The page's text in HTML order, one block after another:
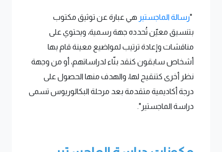
"رسالة الماجستير هي عبارة عن توثيق مكتوب
بتنسيق معيّن تُحدده جهة رسمية، ويحتوي على
مناقشات وإعادة ترتيب لمواضيع معينة قام بها
أشخاص سابقون كنقد بنّاء لدراساتهم، أو من وجهة
نظر أخرى كتنقيح لها، والهدف منها الحصول على
درجة أكاديمية متقدمة بعد مرحلة البكالوريوس تسمى
دراسة الماجستير".